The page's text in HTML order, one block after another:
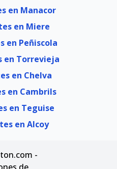
en Manacor
en Miere
en Peñiscola
en Torrevieja
en Chelva
en Cambrils
en Teguise
en Alcoy